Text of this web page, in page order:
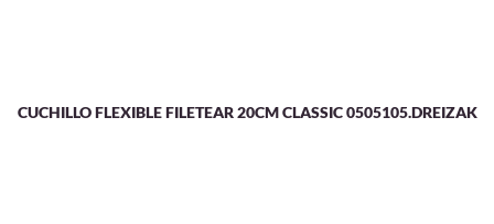
CUCHILLO FLEXIBLE FILETEAR 20CM CLASSIC 0505105.DREIZAK